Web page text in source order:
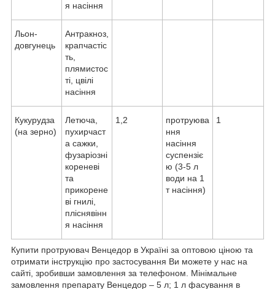
я насіння
Льон-
довгунець
Антракноз,
крапчастіс
ть,
плямистос
ті, цвілі
насіння
Кукурудза
(на зерно)
Летюча,
пухирчаст
а сажки,
фузаріозні
кореневі
та
прикорене
ві гнилі,
пліснявінн
я насіння
1,2
протруюва
ння
насіння
суспензіє
ю (3-5 л
води на 1
т насіння)
1
Купити протруювач Венцедор в Україні за оптовою ціною та
отримати інструкцію про застосування Ви можете у нас на
сайті, зробивши замовлення за телефоном. Мінімальне
замовлення препарату Венцедор – 5 л; 1 л фасування в